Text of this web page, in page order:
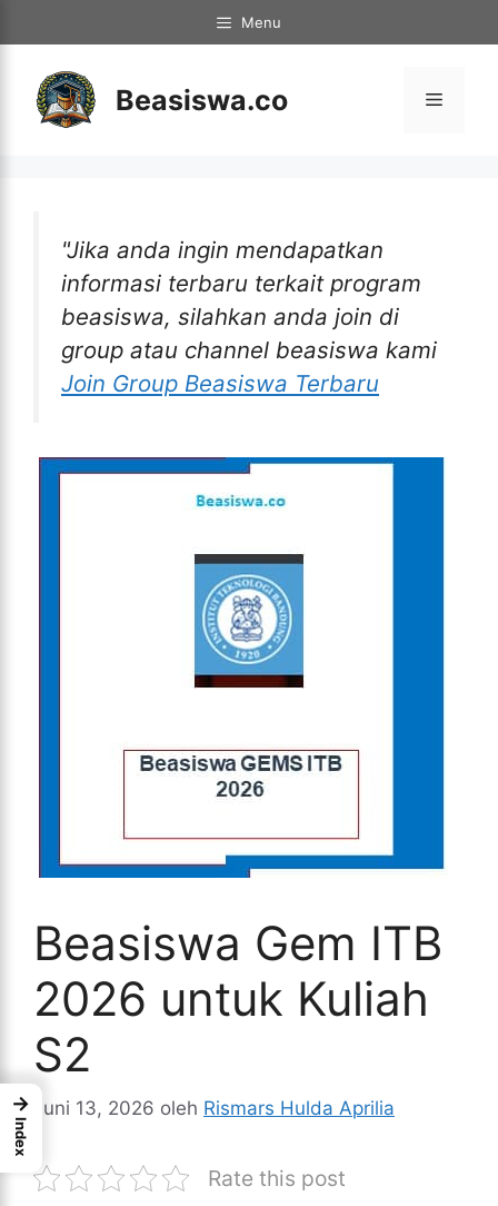
ke
Menu
Beasiswa.co Menu
"Jika anda ingin mendapatkan
informasi terbaru terkait program
beasiswa, silahkan anda join di
group atau channel beasiswa kami
Join Group Beasiswa Terbaru
Beasiswa Gem ITB
2026 untuk Kuliah
S2
Juni 13, 2026 oleh Rismars Hulda Aprilia
Rate this post
→
Index